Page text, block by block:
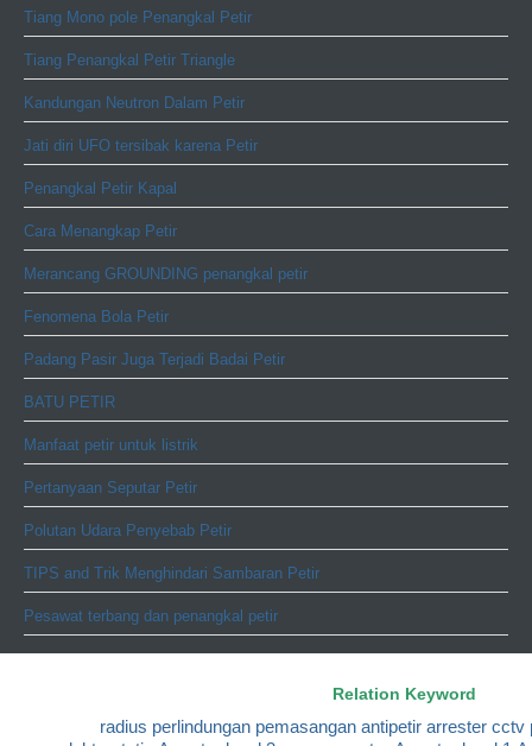
Tiang Mono pole Penangkal Petir
Tiang Penangkal Petir Triangle
Kandungan Neutron Dalam Petir
Jati diri UFO tersibak karena Petir
Penangkal Petir Kapal
Cara Menangkap Petir
Merancang GROUNDING penangkal petir
Fenomena Bola Petir
Padang Pasir Juga Terjadi Badai Petir
BATU PETIR
Manfaat petir untuk listrik
Pertanyaan Seputar Petir
Polutan Udara Penyebab Petir
TIPS and Trik Menghindari Sambaran Petir
Pesawat terbang dan penangkal petir
Relation Keyword
radius perlindungan pemasangan antipetir arrester cctv